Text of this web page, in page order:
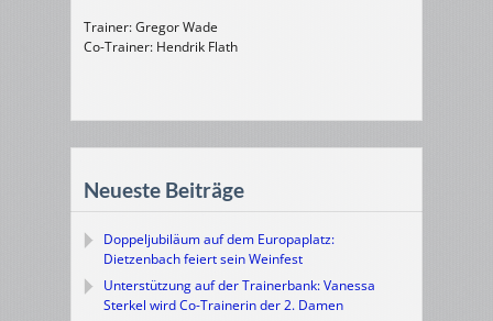
Trainer: Gregor Wade
Co-Trainer: Hendrik Flath
Neueste Beiträge
Doppeljubiläum auf dem Europaplatz:
Dietzenbach feiert sein Weinfest
Unterstützung auf der Trainerbank: Vanessa
Sterkel wird Co-Trainerin der 2. Damen